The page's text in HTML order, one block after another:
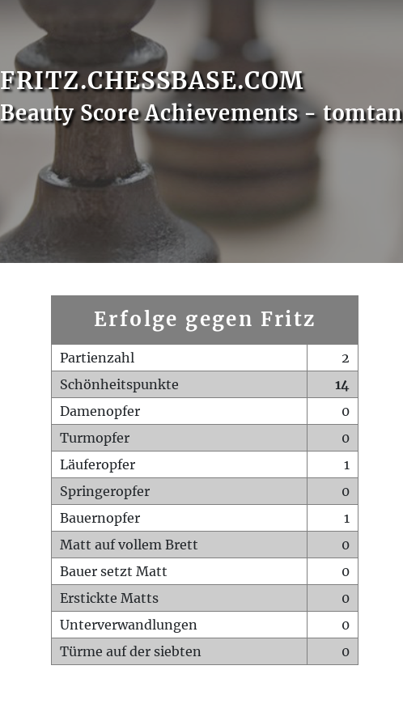
FRITZ.CHESSBASE.COM
Beauty Score Achievements - tomtan
Erfolge gegen Fritz
Partienzahl
2
Schönheitspunkte
14
Damenopfer
0
Turmopfer
0
Läuferopfer
1
Springeropfer
0
Bauernopfer
1
Matt auf vollem Brett
0
Bauer setzt Matt
0
Erstickte Matts
0
Unterverwandlungen
0
Türme auf der siebten
0